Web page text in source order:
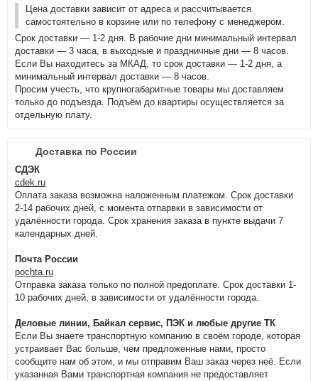
Цена доставки зависит от адреса и рассчитывается
самостоятельно в корзине или по телефону с менеджером.
Срок доставки — 1-2 дня. В рабочие дни минимальный интервал
доставки — 3 часа, в выходные и праздничные дни — 8 часов.
Если Вы находитесь за МКАД, то срок доставки — 1-2 дня, а
минимальный интервал доставки — 8 часов.
Просим учесть, что крупногабаритные товары мы доставляем
только до подъезда. Подъём до квартиры осуществляется за
отдельную плату.
Доставка по России
СДЭК
cdek.ru
Оплата заказа возможна наложенным платежом. Срок доставки
2-14 рабочих дней, с момента отпарвки в зависимости от
удалённости города. Срок хранения заказа в пункте выдачи 7
календарных дней.
Почта России
pochta.ru
Отправка заказа только по полной предоплате. Срок доставки 1-
10 рабочих дней, в зависимости от удалённости города.
Деловые линии, Байкал сервис, ПЭК и любые другие ТК
Если Вы знаете транспортную компанию в своём городе, которая
устраивает Вас больше, чем предложенные нами, просто
сообщите нам об этом, и мы отправим Ваш заказ через неё. Если
указанная Вами транспортная компания не предоставляет